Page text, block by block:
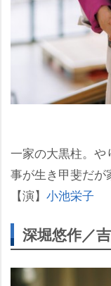
一家の大黒柱。
事が生き甲斐だが
【演】 小池栄子
深堀悠作／